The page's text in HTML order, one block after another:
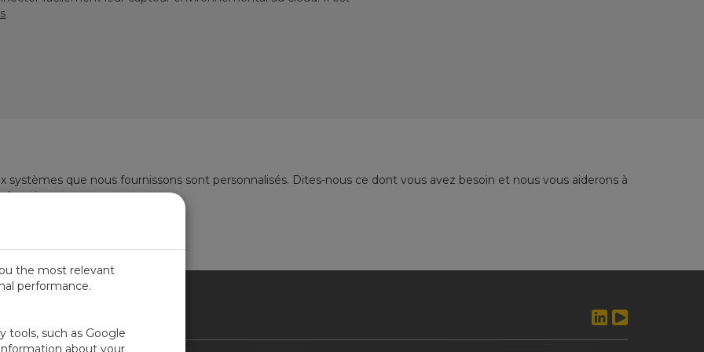
que nous fournissons sont personnalisés. Dites-nous ce dont vous avez besoin et nous vous aiderons à
besoins.
the most relevant
performance.
tools, such as Google
about your